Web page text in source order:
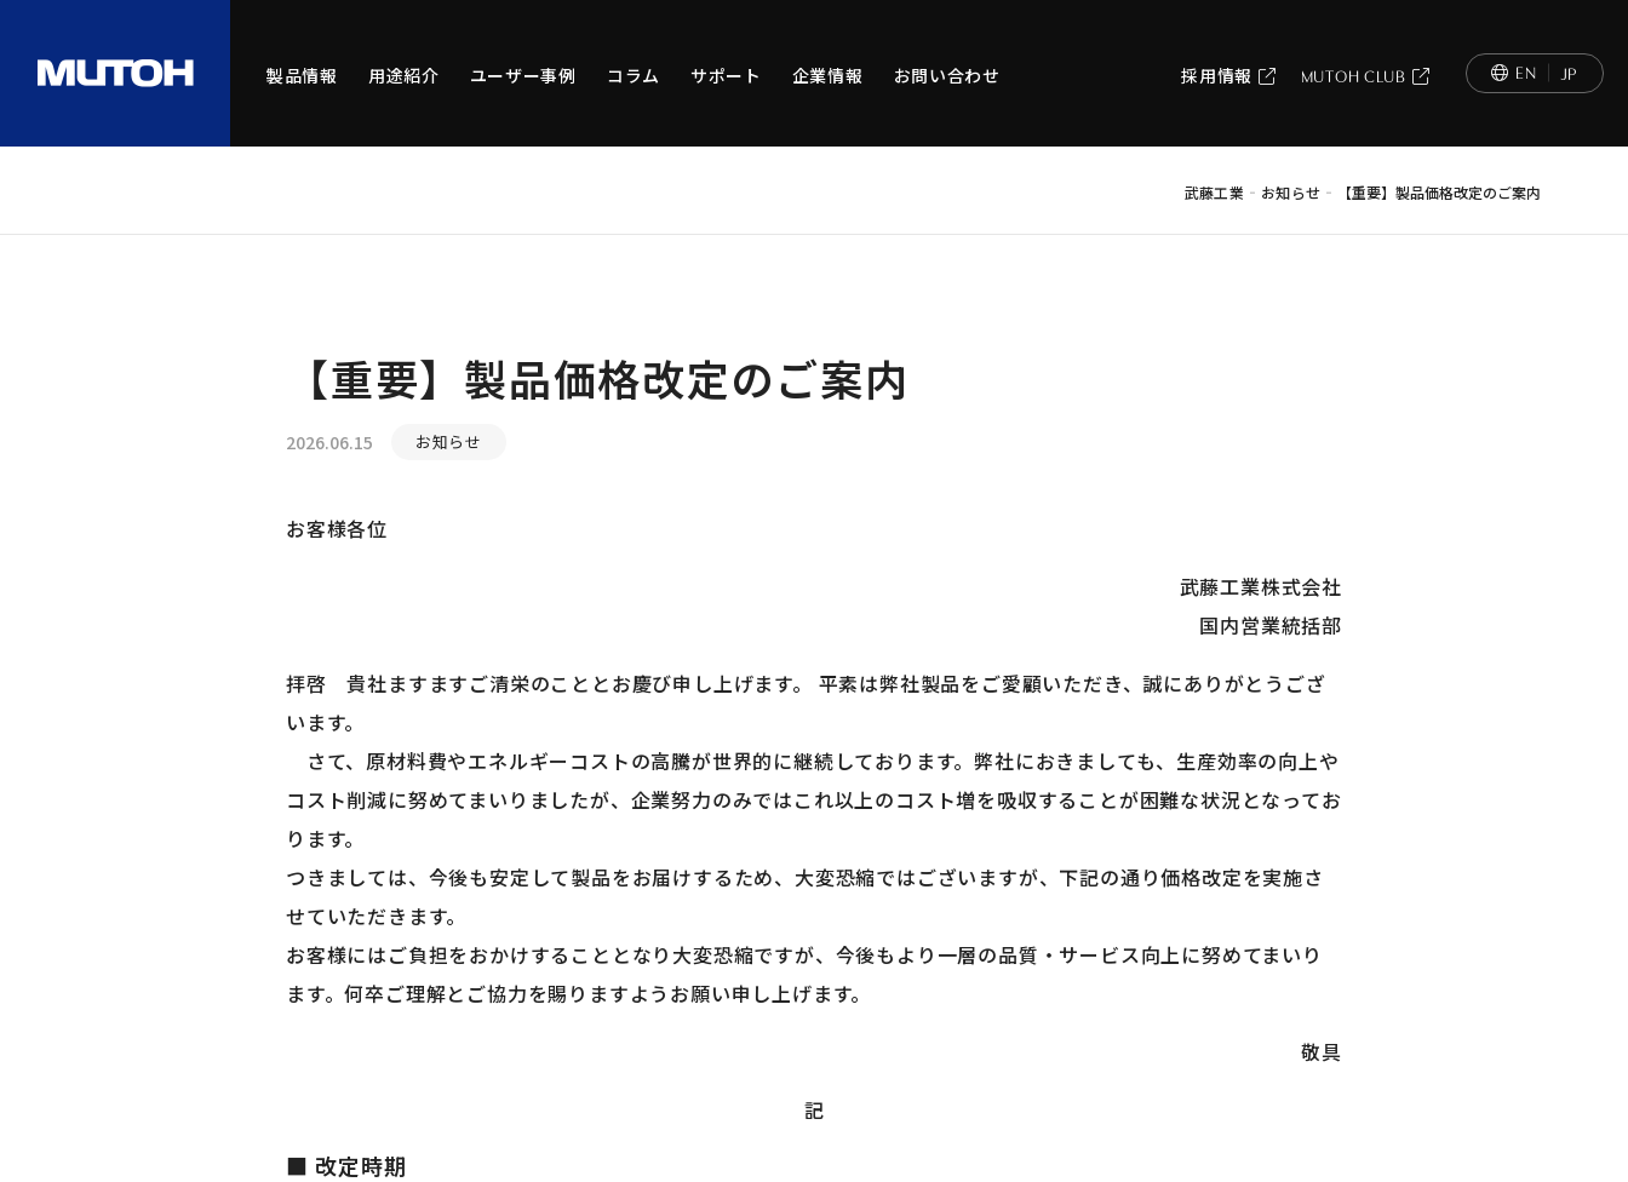
製品情報 用途紹介 ユーザー事例 コラム サポート 企業情報 お問い合わせ 採用情報 MUTOH CLUB EN JP
武藤工業 - お知らせ - 【重要】製品価格改定のご案内
【重要】製品価格改定のご案内
2026.06.15 お知らせ
お客様各位
武藤工業株式会社
国内営業統括部
拝啓 貴社ますますご清栄のこととお慶び申し上げます。 平素は弊社製品をご愛顧いただき、誠にありがとうござ
います。
さて、原材料費やエネルギーコストの高騰が世界的に継続しております。弊社におきましても、生産効率の向上や
コスト削減に努めてまいりましたが、企業努力のみではこれ以上のコスト増を吸収することが困難な状況となってお
ります。
つきましては、今後も安定して製品をお届けするため、大変恐縮ではございますが、下記の通り価格改定を実施さ
せていただきます。
お客様にはご負担をおかけすることとなり大変恐縮ですが、今後もより一層の品質・サービス向上に努めてまいり
ます。何卒ご理解とご協力を賜りますようお願い申し上げます。
敬具
記
■ 改定時期